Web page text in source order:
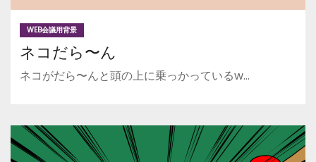
WEB会議用背景
ネコだら〜ん
ネコがだら〜んと頭の上に乗っかっているw…